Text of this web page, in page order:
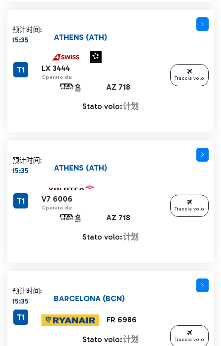
预计时间:
15:35
LX 3444
Operato da:
AZ 718
ATHENS (ATH)
T1
Stato volo:计划
Traccia volo
预计时间:
15:35
V7 6006
Operato da:
AZ 718
ATHENS (ATH)
T1
Stato volo:计划
Traccia volo
预计时间:
15:35
FR 6986
BARCELONA (BCN)
T1
Stato volo:计划 Traccia volo